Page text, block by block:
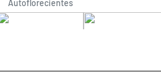
Autoflorecientes